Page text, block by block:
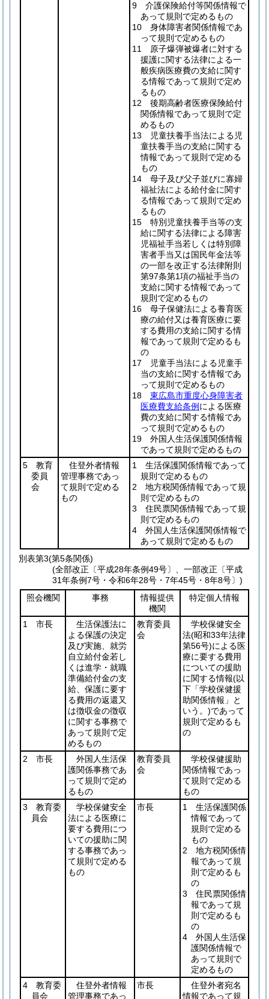
9 介護保険給付等関係情報で
あって規則で定めるもの
10 身体障害者関係情報であ
って規則で定めるもの
11 原子爆弾被爆者に対する
援護に関する法律による一
般疾病医療費の支給に関す
る情報であって規則で定め
るもの
12 後期高齢者医療保険給付
関係情報であって規則で定
めるもの
13 児童扶養手当法による児
童扶養手当の支給に関する
情報であって規則で定める
もの
14 母子及び父子並びに寡婦
福祉法による給付金に関す
る情報であって規則で定め
るもの
15 特別児童扶養手当等の支
給に関する法律による障害
児福祉手当若しくは特別障
害者手当又は国民年金法等
の一部を改正する法律附則
第97条第1項の福祉手当の
支給に関する情報であって
規則で定めるもの
16 母子保健法による養育医
療の給付又は養育医療に要
する費用の支給に関する情
報であって規則で定めるも
の
17 児童手当法による児童手
当の支給に関する情報であ
って規則で定めるもの
18 東広島市重度心身障害者
医療費支給条例 による医療
費の支給に関する情報であ
って規則で定めるもの
19 外国人生活保護関係情報
であって規則で定めるもの
5 教育
委員
会
住登外者情報
管理事務であっ
て規則で定める
もの
1 生活保護関係情報であって
規則で定めるもの
2 地方税関係情報であって規
則で定めるもの
3 住民票関係情報であって規
則で定めるもの
4 外国人生活保護関係情報で
あって規則で定めるもの
別表第3(第5条関係)
(全部改正〔平成28年条例49号〕、一部改正〔平成
31年条例7号・令和6年28号・7年45号・8年8号〕)
照会機関
事務
情報提供
機関
特定個人情報
1 市長
生活保護法に
よる保護の決定
及び実施、就労
自立給付金若し
くは進学・就職
準備給付金の支
給、保護に要す
る費用の返還又
は徴収金の徴収
に関する事務で
あって規則で定
めるもの
教育委員
会
学校保健安全
法(昭和33年法律
第56号)による医
療に要する費用
についての援助
に関する情報(以
下「学校保健援
助関係情報」と
いう。)であって
規則で定めるも
の
2 市長
外国人生活保
護関係事務であ
って規則で定め
るもの
教育委員
会
学校保健援助
関係情報であっ
て規則で定める
もの
3 教育委
員会
学校保健安全
法による医療に
要する費用につ
いての援助に関
する事務であっ
て規則で定める
もの
市長
1 生活保護関係
情報であって
規則で定める
もの
2 地方税関係情
報であって規
則で定めるも
の
3 住民票関係情
報であって規
則で定めるも
の
4 外国人生活保
護関係情報で
あって規則で
定めるもの
4 教育委
員会
住登外者情報
管理事務であっ
市長
住登外者宛名
情報であって規